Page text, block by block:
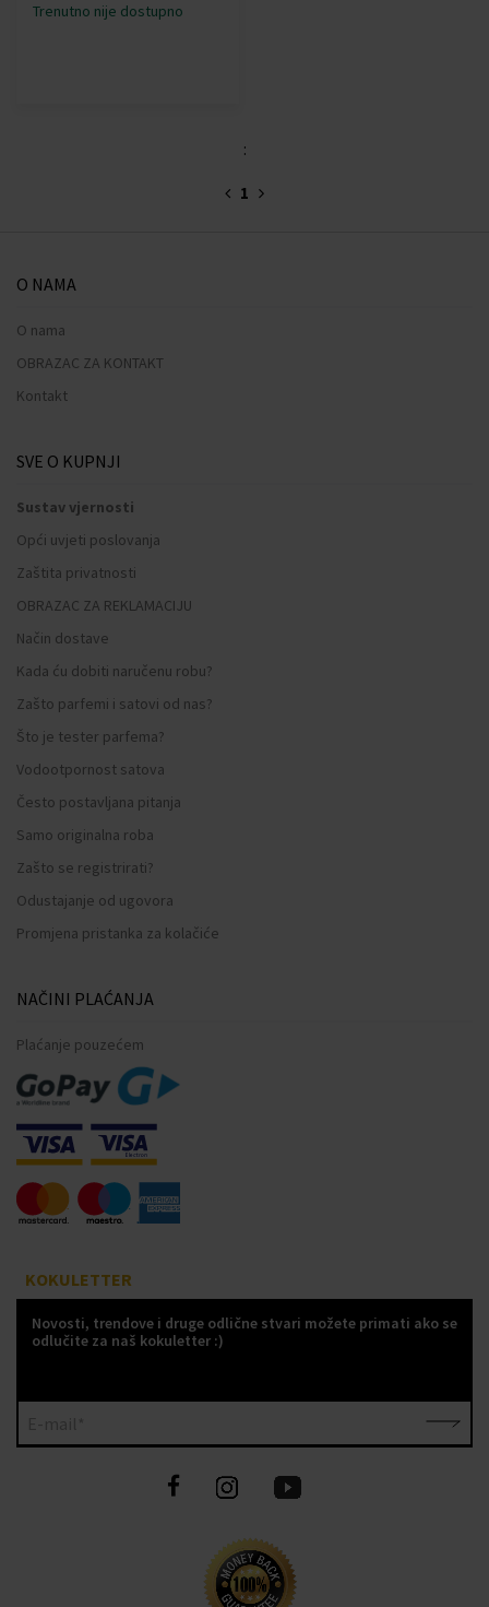
Trenutno nije dostupno
:
1
O NAMA
O nama
OBRAZAC ZA KONTAKT
Kontakt
SVE O KUPNJI
Sustav vjernosti
Opći uvjeti poslovanja
Zaštita privatnosti
OBRAZAC ZA REKLAMACIJU
Način dostave
Kada ću dobiti naručenu robu?
Zašto parfemi i satovi od nas?
Što je tester parfema?
Vodootpornost satova
Često postavljana pitanja
Samo originalna roba
Zašto se registrirati?
Odustajanje od ugovora
Promjena pristanka za kolačiće
NAČINI PLAĆANJA
Plaćanje pouzećem
KOKULETTER
Novosti, trendove i druge odlične stvari možete primati ako se
odlučite za naš kokuletter :)